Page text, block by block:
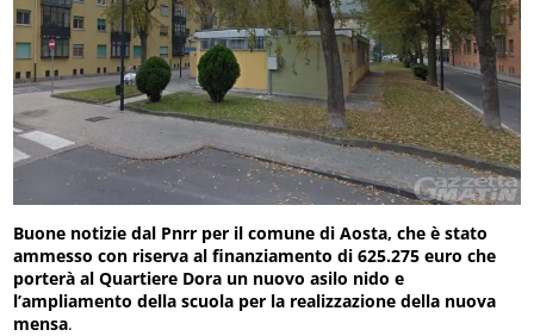
Buone notizie dal Pnrr per il comune di Aosta, che è stato
ammesso con riserva al finanziamento di 625.275 euro che
porterà al Quartiere Dora un nuovo asilo nido e
l’ampliamento della scuola per la realizzazione della nuova
mensa.